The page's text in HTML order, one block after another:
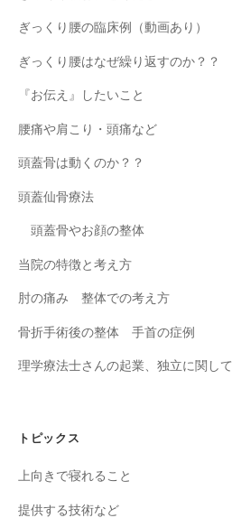
ぎっくり腰の臨床例（動画あり）
ぎっくり腰はなぜ繰り返すのか？？
『お伝え』したいこと
腰痛や肩こり・頭痛など
頭蓋骨は動くのか？？
頭蓋仙骨療法
頭蓋骨やお顔の整体
当院の特徴と考え方
肘の痛み 整体での考え方
骨折手術後の整体 手首の症例
理学療法士さんの起業、独立に関して
トピックス
上向きで寝れること
提供する技術など